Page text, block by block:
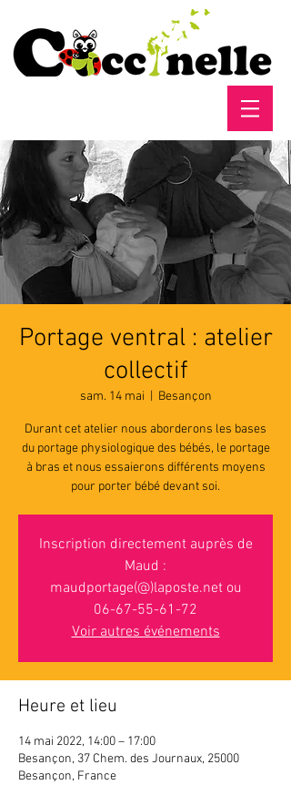
Portage ventral : atelier
collectif
sam. 14 mai Besançon
Durant cet atelier nous aborderons les bases
du portage physiologique des bébés, le portage
à bras et nous essaierons différents moyens
pour porter bébé devant soi.
Inscription directement auprès de
Maud :
maudportage(@)laposte.net ou
06-67-55-61-72
Voir autres événements
Heure et lieu
14 mai 2022, 14:00 – 17:00
Besançon, 37 Chem. des Journaux, 25000
Besançon, France